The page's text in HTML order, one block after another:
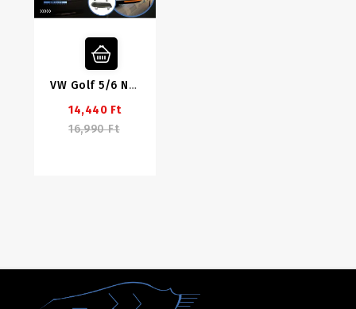
VW Golf 5/6 Nyári Csomag
14,440 Ft
16,990 Ft